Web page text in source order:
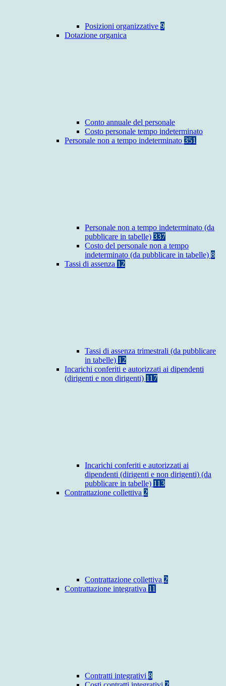
Posizioni organizzative 9
Dotazione organica
Conto annuale del personale
Costo personale tempo indeterminato
Personale non a tempo indeterminato 351
Personale non a tempo indeterminato (da
pubblicare in tabelle) 337
Costo del personale non a tempo
indeterminato (da pubblicare in tabelle) 8
Tassi di assenza 12
Tassi di assenza trimestrali (da pubblicare
in tabelle) 12
Incarichi conferiti e autorizzati ai dipendenti
(dirigenti e non dirigenti) 117
Incarichi conferiti e autorizzati ai
dipendenti (dirigenti e non dirigenti) (da
pubblicare in tabelle) 113
Contrattazione collettiva 2
Contrattazione collettiva 2
Contrattazione integrativa 11
Contratti integrativi 8